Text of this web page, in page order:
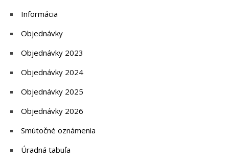
Informácia
Objednávky
Objednávky 2023
Objednávky 2024
Objednávky 2025
Objednávky 2026
Smútočné oznámenia
Úradná tabuľa